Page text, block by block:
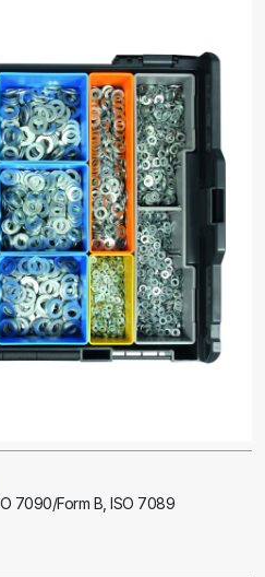
7090/Form B, ISO 7089